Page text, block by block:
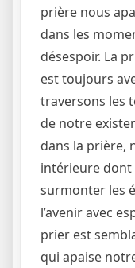
prière nous
dans les
désespoir. La
est toujours
traversons les
de notre
dans la prière,
intérieure dont
surmonter les
l’avenir avec
prier est
qui apaise